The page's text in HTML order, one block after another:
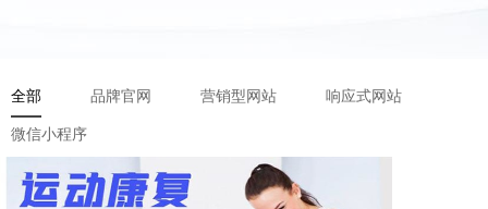
全部 品牌官网 营销型网站 响应式网站
微信小程序